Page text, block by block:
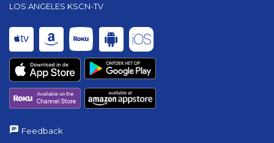
LOS ANGELES KSCN-TV
Feedback